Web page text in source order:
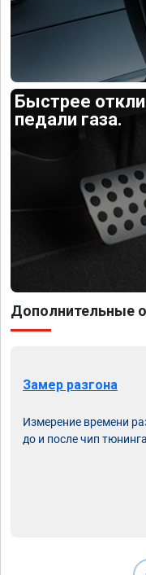
Быстрее
педали газа.
Дополнительные
Замер разгона
Измерение времени
до и после чип тюнинга